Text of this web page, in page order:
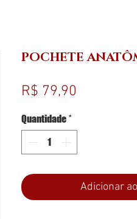
POCHETE
R$ 79,90
Quantidade *
Adicionar